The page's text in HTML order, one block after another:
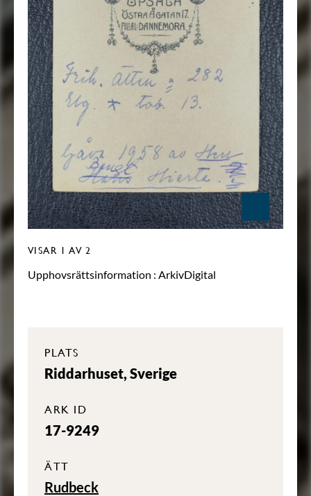
VISAR 1 AV 2
Upphovsrättsinformation : ArkivDigital
PLATS
Riddarhuset, Sverige
ARK ID
17-9249
ÄTT
Rudbeck